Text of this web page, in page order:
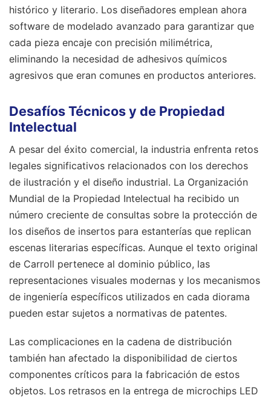
histórico y literario. Los diseñadores emplean ahora
software de modelado avanzado para garantizar que
cada pieza encaje con precisión milimétrica,
eliminando la necesidad de adhesivos químicos
agresivos que eran comunes en productos anteriores.
Desafíos Técnicos y de Propiedad
Intelectual
A pesar del éxito comercial, la industria enfrenta retos
legales significativos relacionados con los derechos
de ilustración y el diseño industrial. La Organización
Mundial de la Propiedad Intelectual ha recibido un
número creciente de consultas sobre la protección de
los diseños de insertos para estanterías que replican
escenas literarias específicas. Aunque el texto original
de Carroll pertenece al dominio público, las
representaciones visuales modernas y los mecanismos
de ingeniería específicos utilizados en cada diorama
pueden estar sujetos a normativas de patentes.
Las complicaciones en la cadena de distribución
también han afectado la disponibilidad de ciertos
componentes críticos para la fabricación de estos
objetos. Los retrasos en la entrega de microchips LED